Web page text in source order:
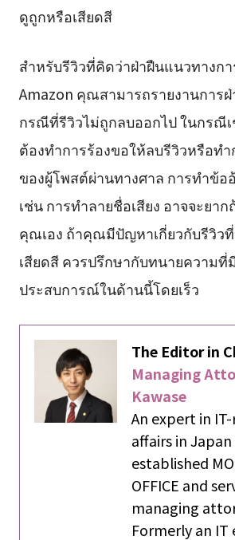
ดูถูกหรือเสียดสี
สำหรับรีวิวที่คิดว่าฝ่าฝืนแนวทางก
Amazon คุณสามารถรายงานการ
กรณีที่รีวิวไม่ถูกลบออกไป ในกรณี
ต้องทำการร้องขอให้ลบรีวิวหรือท
ของผู้โพสต์ผ่านทางศาล การทำข้อ
เช่น การทำลายชื่อเสียง อาจจะยา
คุณเอง ถ้าคุณมีปัญหาเกี่ยวกับรีวิว
เสียดสี ควรปรึกษากับทนายความที่
ประสบการณ์ในด้านนี้โดยเร็ว
The Editor in
Managing
Kawase
An expert in
affairs in
established
OFFICE and
managing
Formerly an IT